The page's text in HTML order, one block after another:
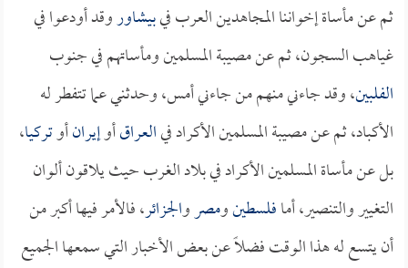
ثم عن مأساة إخواننا المجاهدين العرب فيبيشاوروقد أودعوا في
غياهب السجون، ثم عن مصيبة المسلمين ومأساتهم في جنوب
الفلبين، وقد جاءني منهم من جاءني أمس، وحدثني عما تتفطر له
الأكباد، ثم عن مصيبة المسلمين الأكراد فيالعراقأوإيرانأوتركيا،
بل عن مأساة المسلمين الأكراد في بلاد الغرب حيث يلاقون ألوان
التغيير والتنصير، أمافلسطينومصروالجزائر، فالأمر فيها أكبر من
أن يتسع له هذا الوقت فضلاً عن بعض الأخبار التي سمعها الجميع